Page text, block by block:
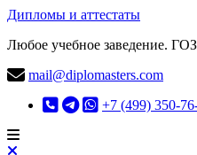
Дипломы и аттестаты
Любое учебное заведение.
mail@diplomasters.com
+7 (499) 350-